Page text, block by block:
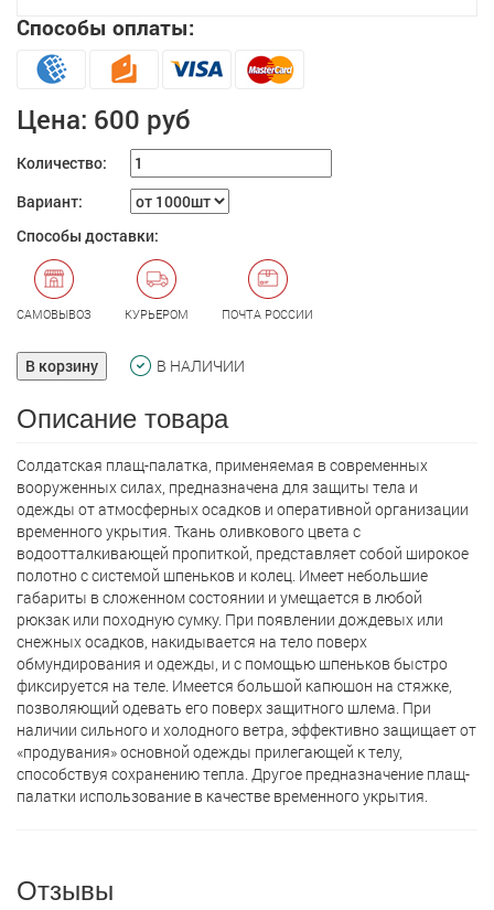
Способы оплаты:
Цена: 600 руб
Количество:
Вариант:
Способы доставки:
САМОВЫВОЗ КУРЬЕРОМ ПОЧТА РОССИИ
В корзину В НАЛИЧИИ
Описание товара
Солдатская плащ-палатка, применяемая в современных
вооруженных силах, предназначена для защиты тела и
одежды от атмосферных осадков и оперативной организации
временного укрытия. Ткань оливкового цвета с
водоотталкивающей пропиткой, представляет собой широкое
полотно с системой шпеньков и колец. Имеет небольшие
габариты в сложенном состоянии и умещается в любой
рюкзак или походную сумку. При появлении дождевых или
снежных осадков, накидывается на тело поверх
обмундирования и одежды, и с помощью шпеньков быстро
фиксируется на теле. Имеется большой капюшон на стяжке,
позволяющий одевать его поверх защитного шлема. При
наличии сильного и холодного ветра, эффективно защищает от
«продувания» основной одежды прилегающей к телу,
способствуя сохранению тепла. Другое предназначение плащ-
палатки использование в качестве временного укрытия.
Отзывы